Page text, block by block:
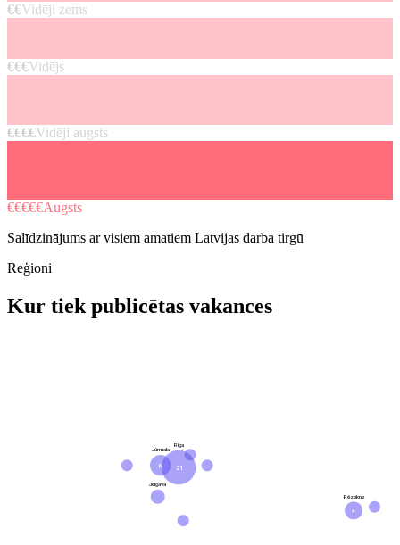
€€Vidēji zems
€€€Vidējs
€€€€Vidēji augsts
€€€€€Augsts
Salīdzinājums ar visiem amatiem Latvijas darba tirgū
Reģioni
Kur tiek publicētas vakances
Jelgava
4
Rēzekne
6
Jūrmala
21
Rīga